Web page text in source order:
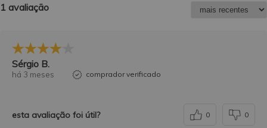
1 avaliação
Sérgio B.
há 3 meses comprador verificado
esta avaliação foi útil? 0 0